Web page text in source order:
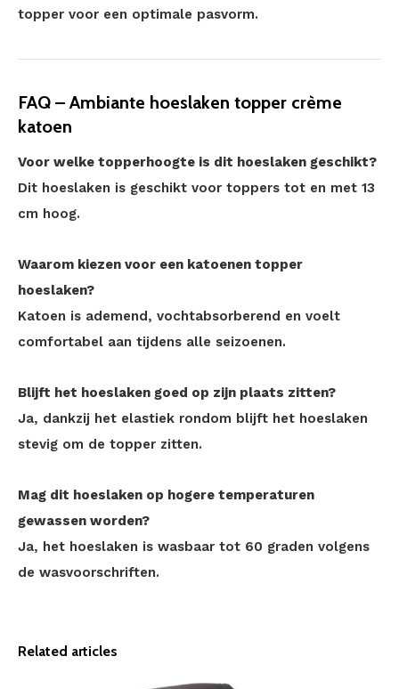
topper voor een optimale pasvorm.
FAQ – Ambiante hoeslaken topper crème
katoen
Voor welke topperhoogte is dit hoeslaken geschikt?
Dit hoeslaken is geschikt voor toppers tot en met 13
cm hoog.
Waarom kiezen voor een katoenen topper
hoeslaken?
Katoen is ademend, vochtabsorberend en voelt
comfortabel aan tijdens alle seizoenen.
Blijft het hoeslaken goed op zijn plaats zitten?
Ja, dankzij het elastiek rondom blijft het hoeslaken
stevig om de topper zitten.
Mag dit hoeslaken op hogere temperaturen
gewassen worden?
Ja, het hoeslaken is wasbaar tot 60 graden volgens
de wasvoorschriften.
Related articles